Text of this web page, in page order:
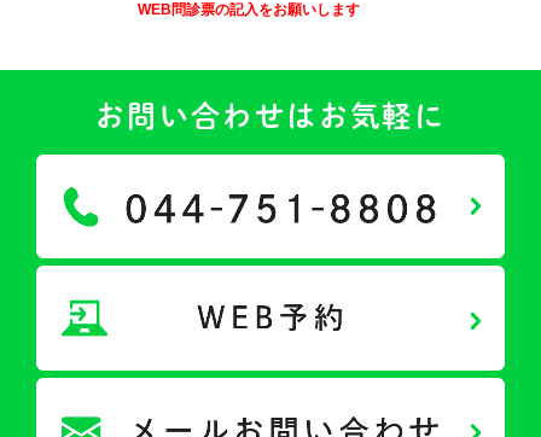
WEB問診票の記入をお願いします
お問い合わせはお気軽に